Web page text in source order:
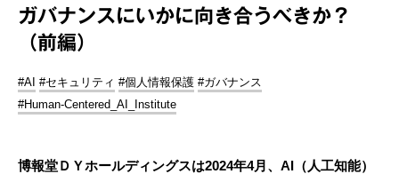
ガバナンスにいかに向き合うべきか？
（前編）
#AI #セキュリティ #個人情報保護 #ガバナンス
#Human-Centered_AI_Institute
博報堂ＤＹホールディングスは2024年4月、AI（人工知能）